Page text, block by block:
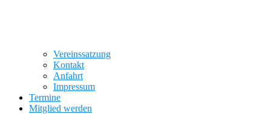
Vereinssatzung
Kontakt
Anfahrt
Impressum
Termine
Mitglied werden